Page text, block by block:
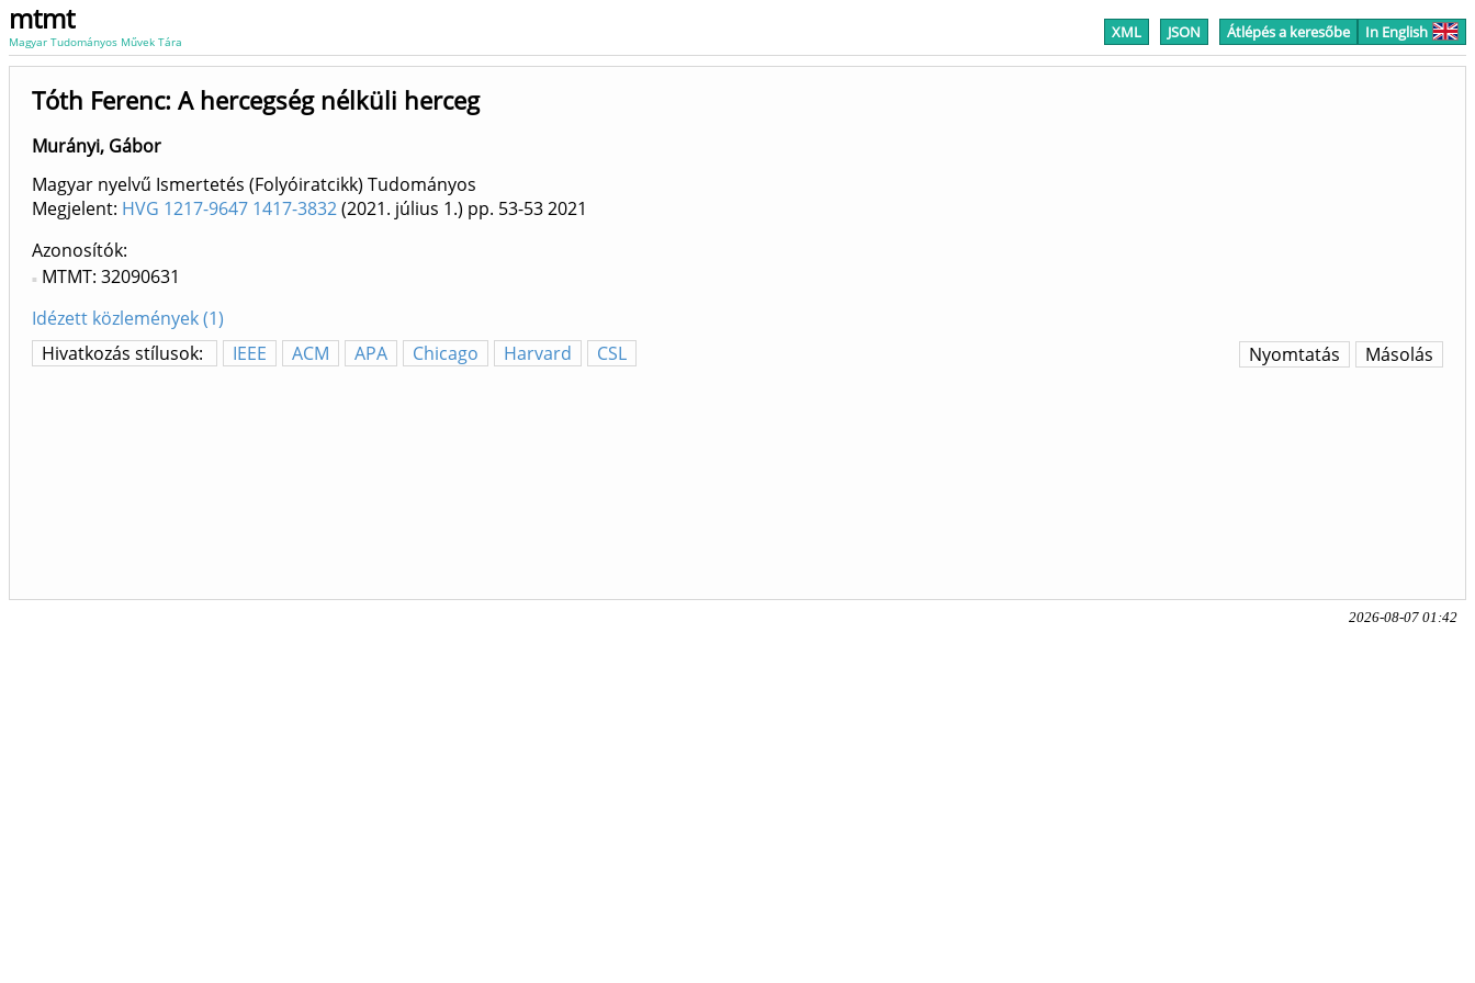
mtmt
Magyar Tudományos Művek Tára XML JSON Átlépés a keresőbe In English
Tóth Ferenc: A hercegség nélküli herceg
Murányi, Gábor
Magyar nyelvű Ismertetés (Folyóiratcikk) Tudományos
Megjelent: HVG 1217-9647 1417-3832(2021. július 1.) pp. 53-532021
Azonosítók
MTMT: 32090631
Idézett közlemények (1)
Hivatkozás stílusok:
IEEE ACM APA Chicago Harvard CSL Másolás
Nyomtatás
2026-08-07 01:42